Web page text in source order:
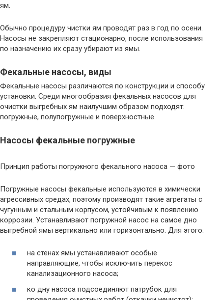
ям.
Обычно процедуру чистки ям проводят раз в год по осени.
Насосы не закрепляют стационарно, после использования
по назначению их сразу убирают из ямы.
Фекальные насосы, виды
Фекальные насосы различаются по конструкции и способу
установки. Среди многообразия фекальных насосов для
очистки выгребных ям наилучшим образом подходят:
погружные, полупогружные и поверхностные.
Насосы фекальные погружные
Принцип работы погружного фекального насоса — фото
Погружные насосы фекальные используются в химически
агрессивных средах, поэтому производят такие агрегаты с
чугунным и стальным корпусом, устойчивым к появлению
коррозии. Устанавливают погружной насос на самое дно
выгребной ямы вертикально или горизонтально. Для этого:
на стенах ямы устанавливают особые
направляющие, чтобы исключить перекос
канализационного насоса;
ко дну насоса подсоединяют патрубок для